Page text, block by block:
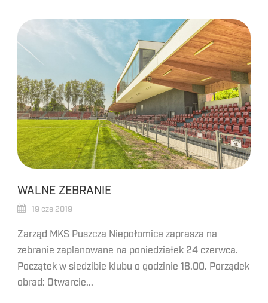
WALNE ZEBRANIE
19 cze 2019
Zarząd MKS Puszcza Niepołomice zaprasza na
zebranie zaplanowane na poniedziałek 24 czerwca.
Początek w siedzibie klubu o godzinie 18.00. Porządek
obrad: Otwarcie...